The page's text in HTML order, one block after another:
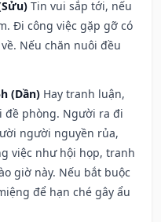
Tin vui sắp tới, nếu
Đi công việc gặp gỡ có
Nếu chăn nuôi đều
(Dần) Hay tranh luận,
đề phòng. Người ra đi
người nguyền rủa,
việc như hội họp, tranh
giờ này. Nếu bắt buộc
để hạn ché gây ẩu